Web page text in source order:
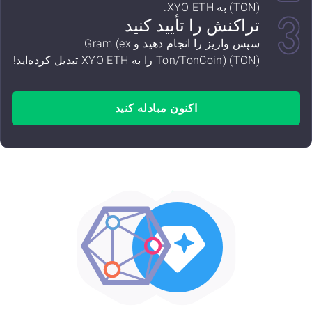
(TON) به XYO ETH.
تراکنش را تأیید کنید
سپس واریز را انجام دهید و Gram (ex
Ton/TonCoin) (TON) را به XYO ETH تبدیل کرده‌اید!
اکنون مبادله کنید